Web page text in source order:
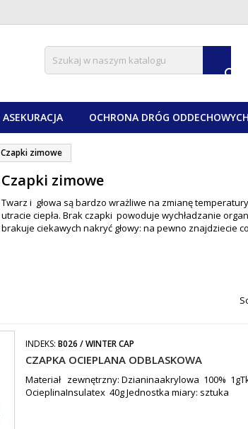

ASEKURACJA OCHRONA DRÓG ODDECHOWYCH
Czapki zimowe
Czapki zimowe
Twarz i głowa są bardzo wrażliwe na zmianę
utracie ciepła. Brak czapki powoduje wychładzanie
brakuje ciekawych nakryć głowy: na pewno znajdziecie
INDEKS:B026 / WINTER CAP
CZAPKA OCIEPLANA ODBLASKOWA
Materiał zewnętrzny: Dzianinaakrylowa 100%
OcieplinaInsulatex 40g Jednostka miary: sztuka